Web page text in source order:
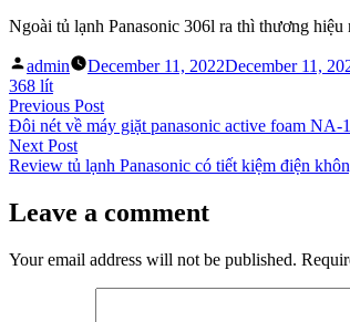
Ngoài tủ lạnh Panasonic 306l ra thì thương
Posted
by
admin December 11, 2022December 11,
368 lít
Post
navigation
Previous PostPrevious
post:
Đôi nét về máy giặt panasonic active foam
Next PostNext
post:
Review tủ lạnh Panasonic có tiết kiệm điện
Leave a comment
Your email address will not be published.